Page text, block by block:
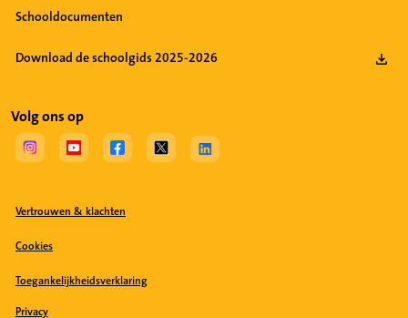
Schooldocumenten
Download de schoolgids 2025-2026
Volg ons op
(Opent in een nieuw tabblad)
(Opent in een nieuw tabblad)
(Opent in een nieuw tabblad)
(Opent in een nieuw tabblad)
Vertrouwen & klachten
Cookies
Toegankelijkheidsverklaring
Privacy